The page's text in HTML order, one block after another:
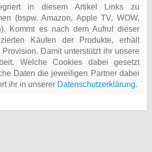
in diesem Artikel Links zu
(bspw. Amazon, Apple TV, WOW,
Kommt es nach dem Aufruf dieser
Käufen der Produkte, erhält
Damit unterstützt ihr unsere
Welche Cookies dabei gesetzt
Daten die jeweiligen Partner dabei
ihr in unserer Datenschutzerklärung.